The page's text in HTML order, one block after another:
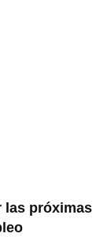
las próximas